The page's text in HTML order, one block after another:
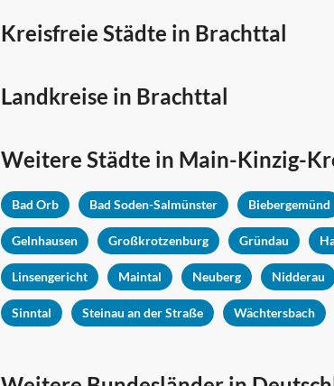
Kreisfreie Städte in Brachttal
Landkreise in Brachttal
Weitere Städte in Main-Kinzig-
Bad Orb Bad Soden-Salmünster Biebergemünd
Gelnhausen Großkrotzenburg Gründau
Linsengericht Maintal Neuberg Nidderau
Sinntal Steinau an der Straße Wächtersbach